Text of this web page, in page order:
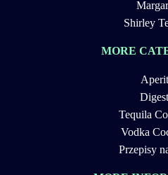
Shirley
MORE
Tequila
Vodka
Przepisy